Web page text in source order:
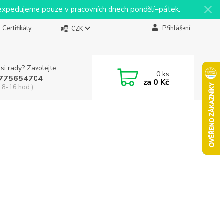
pouze v pracovních dnech pondělí–pátek.
Certifikáty
CZK Přihlášení
rady? Zavolejte.
8-16 hod.)
0ks
za 0 Kč